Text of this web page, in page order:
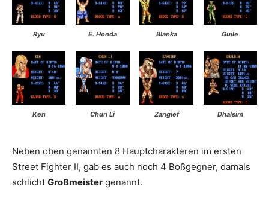
Ryu E. Honda Blanka Guile
Ken Chun Li Zangief Dhalsim
Neben oben genannten 8 Hauptcharakteren im ersten
Street Fighter II, gab es auch noch 4 Boßgegner, damals
schlicht Großmeister genannt.